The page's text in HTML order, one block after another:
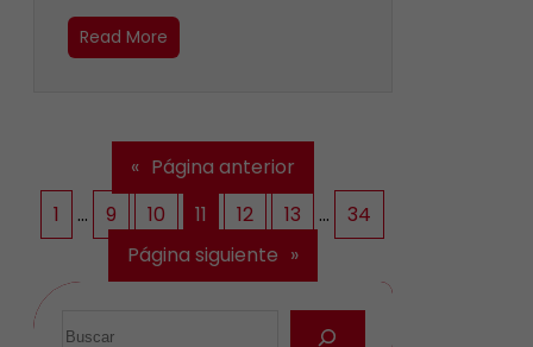
Read More
« Página anterior
1
… 9 10 11 12 13 …
34
Página siguiente »